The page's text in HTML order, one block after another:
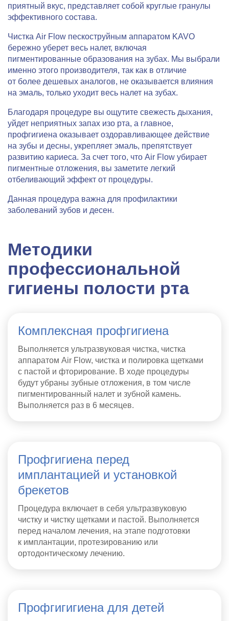
приятный вкус, представляет собой круглые гранулы
эффективного состава.
Чистка Air Flow пескоструйным аппаратом KAVO
бережно уберет весь налет, включая
пигментированные образования на зубах. Мы выбрали
именно этого производителя, так как в отличие
от более дешевых аналогов, не оказывается влияния
на эмаль, только уходит весь налет на зубах.
Благодаря процедуре вы ощутите свежесть дыхания,
уйдет неприятных запах изо рта, а главное,
профгигиена оказывает оздоравливающее действие
на зубы и десны, укрепляет эмаль, препятствует
развитию кариеса. За счет того, что Air Flow убирает
пигментные отложения, вы заметите легкий
отбеливающий эффект от процедуры.
Данная процедура важна для профилактики
заболеваний зубов и десен.
Методики
профессиональной
гигиены полости рта
Комплексная профгигиена
Выполняется ультразвуковая чистка, чистка
аппаратом Air Flow, чистка и полировка щетками
с пастой и фторирование. В ходе процедуры
будут убраны зубные отложения, в том числе
пигментированный налет и зубной камень.
Выполняется раз в 6 месяцев.
Профгигиена перед
имплантацией и установкой
брекетов
Процедура включает в себя ультразвуковую
чистку и чистку щетками и пастой. Выполняется
перед началом лечения, на этапе подготовки
к имплантации, протезированию или
ортодонтическому лечению.
Профгигигиена для детей